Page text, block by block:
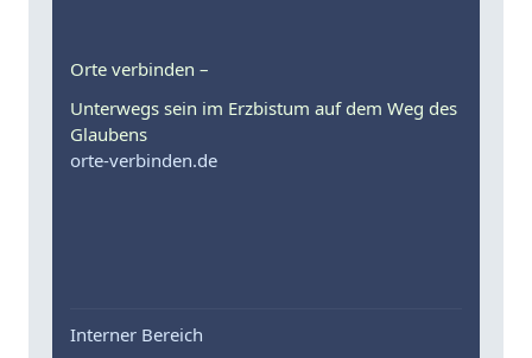
Orte verbinden –
Unterwegs sein im Erzbistum auf dem Weg des
Glaubens
orte-verbinden.de
Interner Bereich